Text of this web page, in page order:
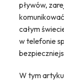
pływów,
całym
w telefonie
W tym